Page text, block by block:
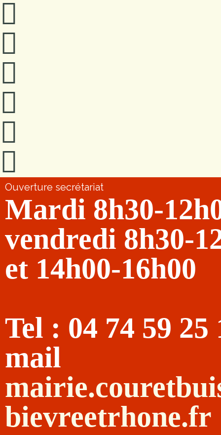
Ouverture secrétariat
Mardi 8h30-
vendredi 8h30-
et 14h00-16h00
Tel : 04 74 59 25
mail
bievreetrhone.fr